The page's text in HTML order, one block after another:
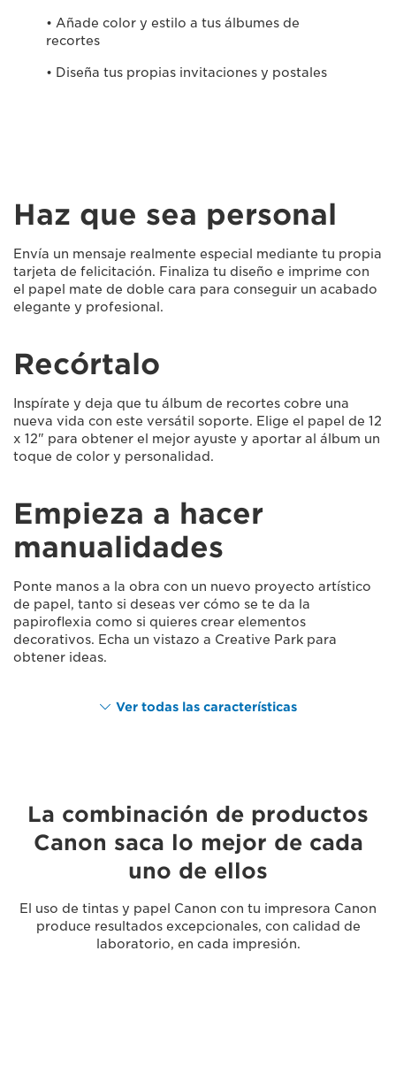
• Añade color y estilo a tus álbumes de
recortes
• Diseña tus propias invitaciones y postales
Haz que sea personal
Envía un mensaje realmente especial mediante tu propia
tarjeta de felicitación. Finaliza tu diseño e imprime con
el papel mate de doble cara para conseguir un acabado
elegante y profesional.
Recórtalo
Inspírate y deja que tu álbum de recortes cobre una
nueva vida con este versátil soporte. Elige el papel de 12
x 12" para obtener el mejor ayuste y aportar al álbum un
toque de color y personalidad.
Empieza a hacer
manualidades
Ponte manos a la obra con un nuevo proyecto artístico
de papel, tanto si deseas ver cómo se te da la
papiroflexia como si quieres crear elementos
decorativos. Echa un vistazo a Creative Park para
obtener ideas.
Ver todas las características
La combinación de productos
Canon saca lo mejor de cada
uno de ellos
El uso de tintas y papel Canon con tu impresora Canon
produce resultados excepcionales, con calidad de
laboratorio, en cada impresión.